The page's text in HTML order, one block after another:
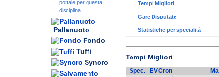
Pallanuoto
Fondo
Tuffi
Syncro
Tempi Migliori
Gare Disputate
Statistiche per specialità
Tempi Migliori
Spec. BVCron